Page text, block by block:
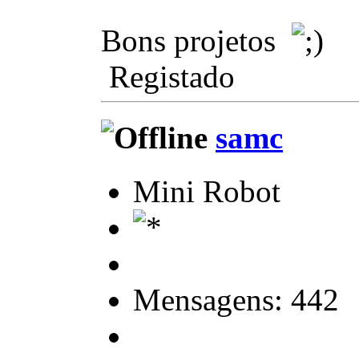
Bons projetos
Registado
samc
Mini Robot
Mensagens: 442